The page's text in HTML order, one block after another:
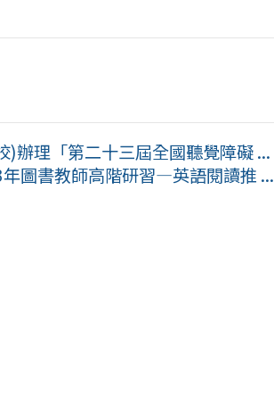
辦理「第二十三屆全國聽覺障礙 ...
圖書教師高階研習—英語閱讀推 ...